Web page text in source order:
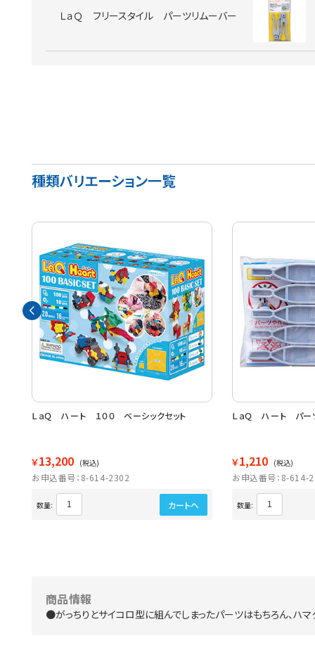
ＬａＱ フリースタイル パーツリムーバー
種類バリエーション一覧
ＬａＱ ハート １００ ベーシックセット
￥13,200 (税込)
お申込番号：8-614-2302
数量: カートへ
ＬａＱ ハート パー
￥1,210 (税込)
お申込番号：8-614-
数量:
商品情報
●がっちりとサイコロ型に組んでしまったパーツはもちろん、ハ